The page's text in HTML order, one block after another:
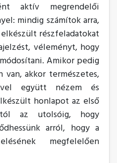
aktív megrendelői
mindig számítok arra,
részfeladatokat
véleményt, hogy
Amikor pedig
van, akkor természetes,
együtt nézem és
honlapot az első
az utolsóig, hogy
arról, hogy a
megfelelően